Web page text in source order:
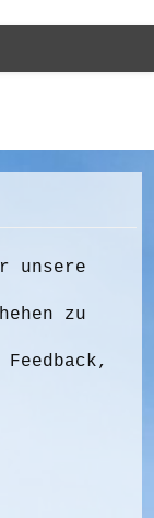
unsere
zu